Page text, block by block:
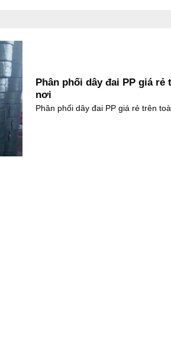
Phân phối dây đai PP giá rẻ
nơi
Phân phối dây đai PP giá rẻ trên